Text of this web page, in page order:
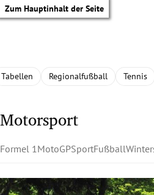
Zum Hauptinhalt der Seite
Tabellen Regionalfußball Tennis
Motorsport
Formel 1 MotoGPSportFußball